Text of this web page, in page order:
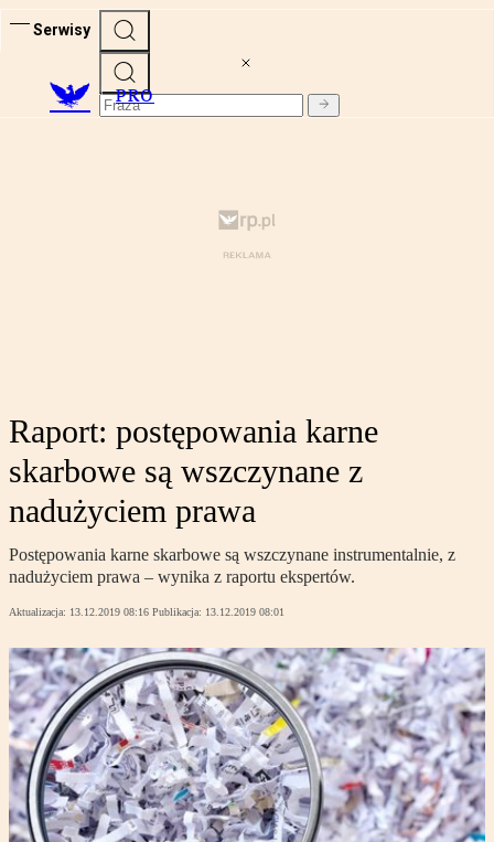
Serwisy
PRO
Raport: postępowania karne
skarbowe są wszczynane z
nadużyciem prawa
Postępowania karne skarbowe są wszczynane instrumentalnie, z
nadużyciem prawa – wynika z raportu ekspertów.
Aktualizacja: 13.12.2019 08:16 Publikacja: 13.12.2019 08:01